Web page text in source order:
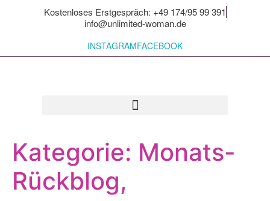
Kostenloses Erstgespräch: +49 174/95 99 391
info@unlimited-woman.de
INSTAGRAMFACEBOOK
Kategorie: Monats-
Rückblog,